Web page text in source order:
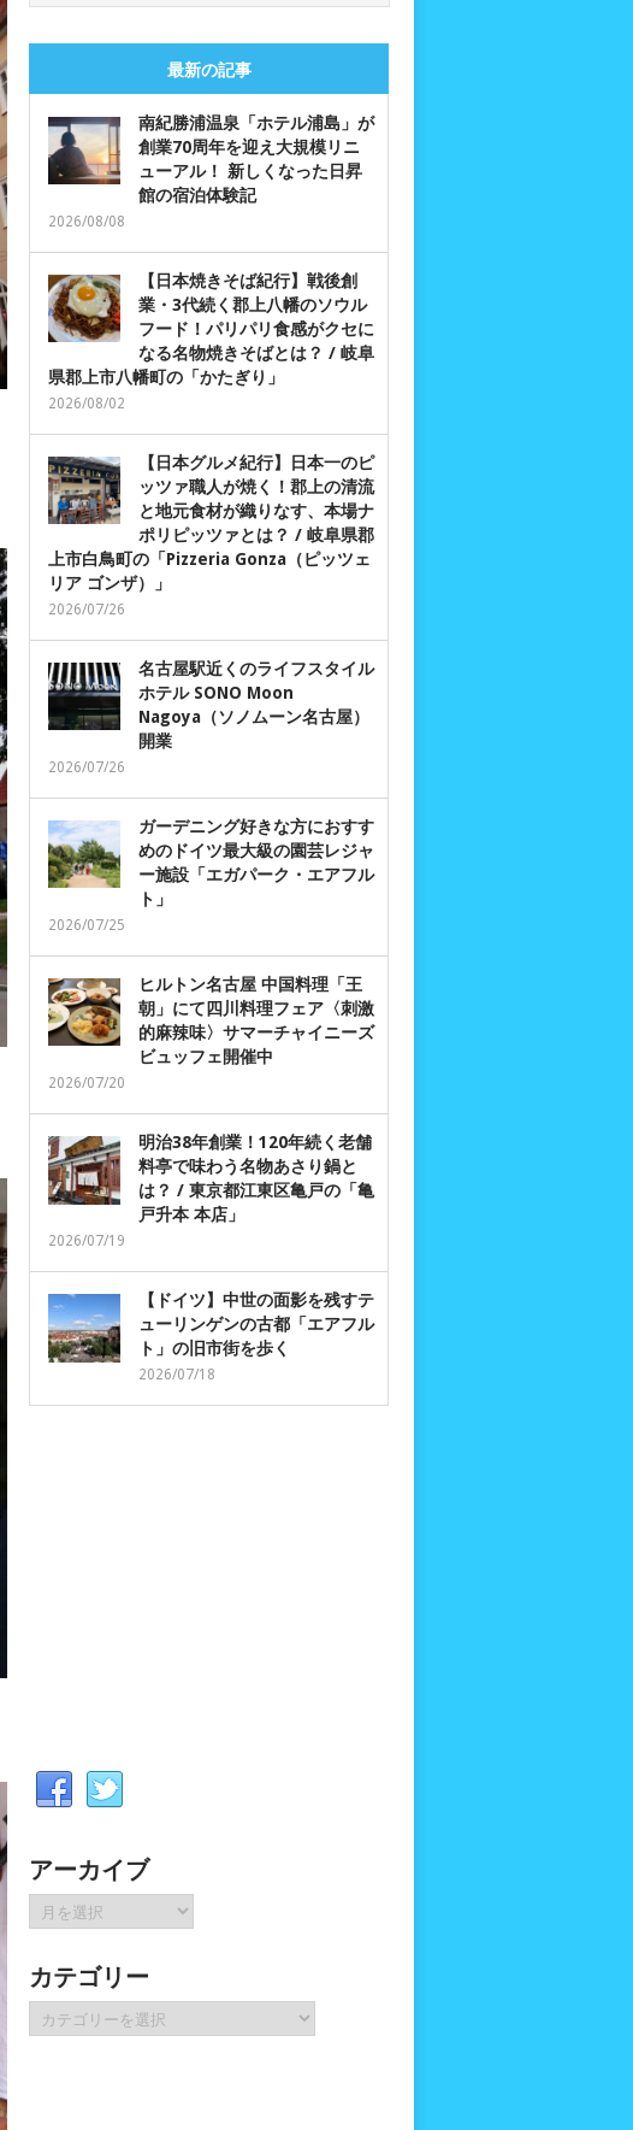
最新の記事
南紀勝浦温泉「ホテル浦島」が
創業70周年を迎え大規模リニ
ューアル！ 新しくなった日昇
館の宿泊体験記
2026/08/08
【日本焼きそば紀行】戦後創
業・3代続く郡上八幡のソウル
フード！パリパリ食感がクセに
なる名物焼きそばとは？ / 岐阜
県郡上市八幡町の「かたぎり」
2026/08/02
【日本グルメ紀行】日本一のピ
ッツァ職人が焼く！郡上の清流
と地元食材が織りなす、本場ナ
ポリピッツァとは？ / 岐阜県郡
上市白鳥町の「Pizzeria Gonza（ピッツェ
リア ゴンザ）」
2026/07/26
名古屋駅近くのライフスタイル
ホテル SONO Moon
Nagoya（ソノムーン名古屋）
開業
2026/07/26
ガーデニング好きな方におすす
めのドイツ最大級の園芸レジャ
ー施設「エガパーク・エアフル
ト」
2026/07/25
ヒルトン名古屋 中国料理「王
朝」にて四川料理フェア〈刺激
的麻辣味〉サマーチャイニーズ
ビュッフェ開催中
2026/07/20
明治38年創業！120年続く老舗
料亭で味わう名物あさり鍋と
は？ / 東京都江東区亀戸の「亀
戸升本 本店」
2026/07/19
【ドイツ】中世の面影を残すテ
ューリンゲンの古都「エアフル
ト」の旧市街を歩く
2026/07/18
アーカイブ
ア
ー
イ
ブ
カテゴリー
テ